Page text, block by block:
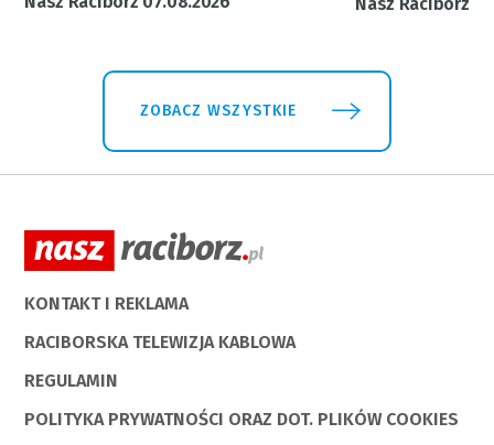
ZOBACZ WSZYSTKIE
KONTAKT I REKLAMA
RACIBORSKA TELEWIZJA KABLOWA
REGULAMIN
POLITYKA PRYWATNOŚCI ORAZ DOT. PLIKÓW COOKIES